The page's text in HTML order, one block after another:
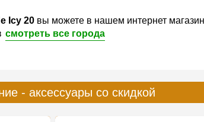
Icy 20 вы можете в нашем интернет
смотреть все города
- аксессуары со скидкой